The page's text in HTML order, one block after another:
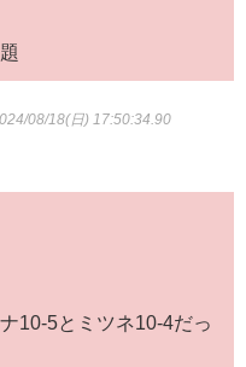
08/18(日) 17:50:34.90
10-5とミツネ10-4だっ